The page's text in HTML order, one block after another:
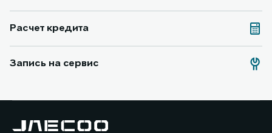
Расчет кредита
Запись на сервис